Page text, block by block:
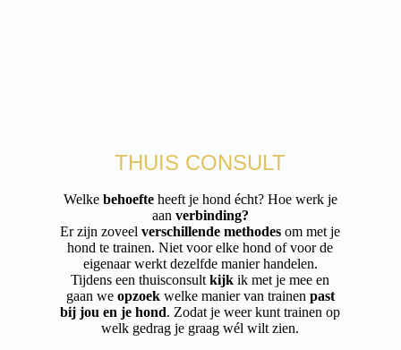
THUIS CONSULT
Welkebehoefteheeft je hond écht? Hoe werk je
aan verbinding?
Er zijn zoveelverschillende methodes om met je
hond te trainen. Niet voor elke hond of voor de
eigenaar werkt dezelfde manier handelen.
Tijdens een thuisconsultkijkik met je mee en
gaan we opzoekwelke manier van trainen past
bij jou en je hond. Zodat je weer kunt trainen op
welk gedrag je graag wél wilt zien.